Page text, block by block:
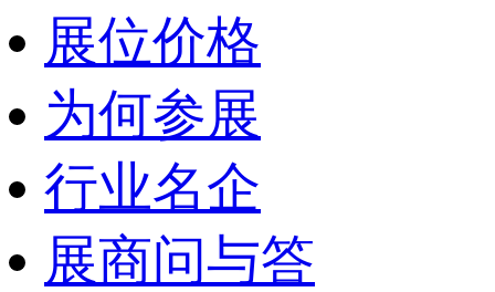
展位价格
为何参展
行业名企
展商问与答